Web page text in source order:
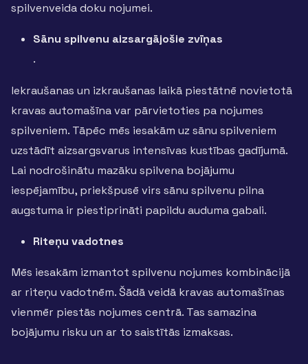
spilvenveida doku nojumei.
Sānu spilvenu aizsargājošie zvīņas
.
Iekraušanas un izkraušanas laikā piestātnē novietotā
kravas automašīna var pārvietoties pa nojumes
spilveniem. Tāpēc mēs iesakām uz sānu spilveniem
uzstādīt aizsargsvarus intensīvas kustības gadījumā.
Lai nodrošinātu mazāku spilvena bojājumu
iespējamību, priekšpusē virs sānu spilvenu pilna
augstuma ir piestiprināti papildu auduma gabali.
Riteņu vadotnes
Mēs iesakām izmantot spilvenu nojumes kombinācijā
ar riteņu vadotnēm. Šādā veidā kravas automašīnas
vienmēr piestās nojumes centrā. Tas samazina
bojājumu risku un ar to saistītās izmaksas.